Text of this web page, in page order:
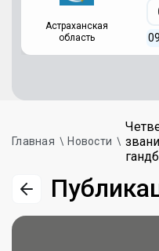
Астраханская
область
Главная Новости